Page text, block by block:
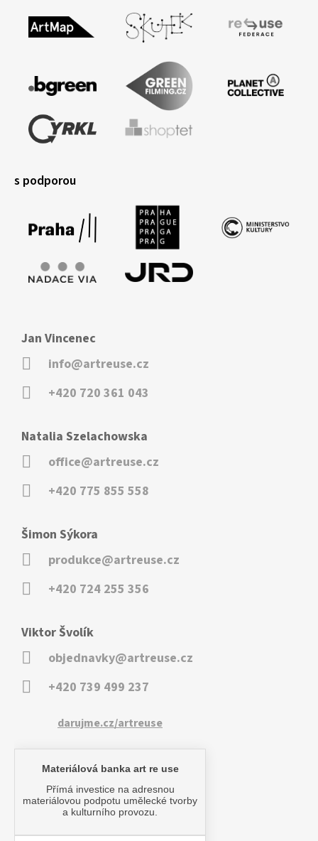
s podporou
Jan Vincenec
info@artreuse.cz
+420 720 361 043
Natalia Szelachowska
office@artreuse.cz
+420 775 855 558
Šimon Sýkora
produkce@artreuse.cz
+420 724 255 356
Viktor Švolík
objednavky@artreuse.cz
+420 739 499 237
darujme.cz/artreuse